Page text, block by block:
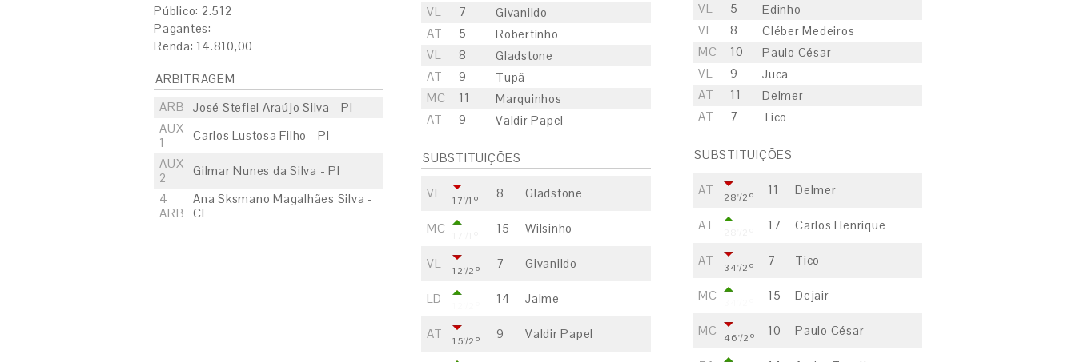
Público: 2.512
Pagantes:
Renda: 14.810,00
ARBITRAGEM
ARB
José Stefiel Araújo Silva - PI
AUX
1
Carlos Lustosa Filho - PI
AUX
2
Gilmar Nunes da Silva - PI
4
ARB
Ana Sksmano Magalhães Silva -
CE
VL
5
Edinho
VL
8
Cléber Medeiros
MC
10
Paulo César
VL
9
Juca
AT
11
Delmer
AT
7 Tico
SUBSTITUIÇÕES
AT 28'/2º 11 Delmer
AT 17 Carlos Henrique
AT 34'/2º 7 Tico
MC 15 Dejair
MC 46'/2º 10 Paulo César
VL
7
Givanildo
AT
5
Robertinho
VL
8
Gladstone
AT
9
Tupã
MC
11
Marquinhos
AT
9 Valdir Papel
SUBSTITUIÇÕES
VL 17'/1º 8 Gladstone
MC 15 Wilsinho
VL 12'/2º 7 Givanildo
LD 14 Jaime
AT 15'/2º 9 Valdir Papel